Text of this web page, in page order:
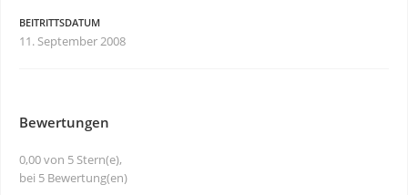
BEITRITTSDATUM
11. September 2008
Bewertungen
0,00 von 5 Stern(e),
bei 5 Bewertung(en)